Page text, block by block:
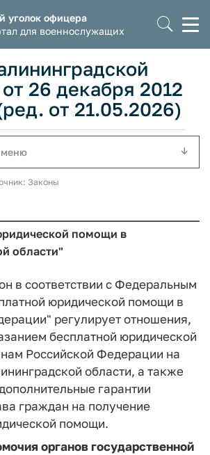
уголок офицера
для военнослужащих
26 декабря 2012
от 21.05.2026)
меню
Законы
помощи в
области"
в соответствии с Федеральным
юридической помощи в
регулирует отношения,
бесплатной юридической
Российской Федерации на
области, а также
гарантии
граждан на получение
помощи.
органов государственной